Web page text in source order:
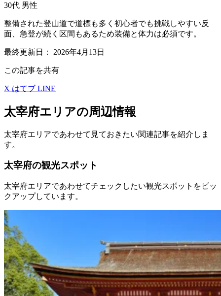
30代 男性
整備された登山道で道標も多く初心者でも挑戦しやすい反
面、急登が続く区間もあるため装備と体力は必須です。
最終更新日： 2026年4月13日
この記事を共有
X はてブ LINE
太宰府エリアの周辺情報
太宰府エリアであわせて見ておきたい関連記事を紹介しま
す。
太宰府の観光スポット
太宰府エリアであわせてチェックしたい観光スポットをピッ
クアップしています。